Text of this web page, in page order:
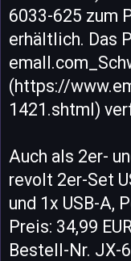
6033-625 zum
erhältlich. Das
(https://
1421.shtml)
Auch als 2er-
revolt 2er-Set
und 1x USB-A,
Preis: 34,99 EUR
Bestell-Nr. JX-